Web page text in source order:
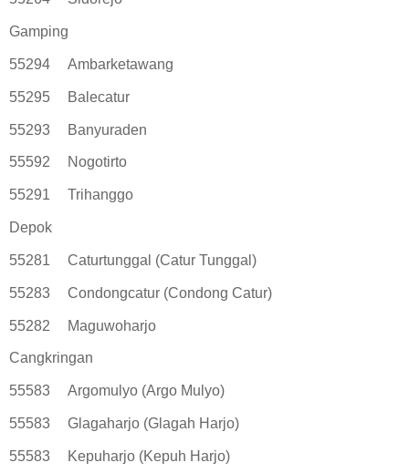
Gamping
55294 Ambarketawang
55295 Balecatur
55293 Banyuraden
55592 Nogotirto
55291 Trihanggo
Depok
55281 Caturtunggal (Catur Tunggal)
55283 Condongcatur (Condong Catur)
55282 Maguwoharjo
Cangkringan
55583 Argomulyo (Argo Mulyo)
55583 Glagaharjo (Glagah Harjo)
55583 Kepuharjo (Kepuh Harjo)